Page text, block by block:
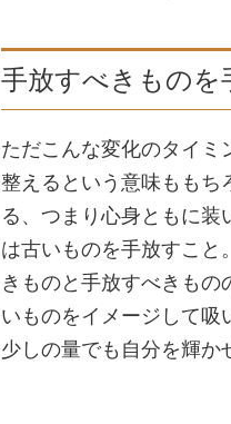
手放すべきものを
ただこんな変化のタイミ
整えるという意味ももち
る、つまり心身ともに
は古いものを手放すこと
きものと手放すべきもの
いものをイメージして吸
少しの量でも自分を輝か